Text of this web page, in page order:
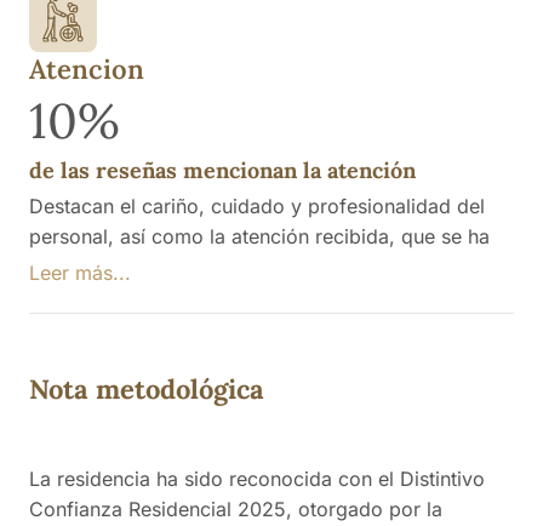
Atencion
10%
de las reseñas mencionan la atención
Destacan el cariño, cuidado y profesionalidad del
personal, así como la atención recibida, que se ha
caracterizado por la disposición a escuchar y
de trabajo afecta la atención a los residentes.
Leer más...
Nota metodológica
La residencia ha sido reconocida con el Distintivo
Confianza Residencial 2025, otorgado por la